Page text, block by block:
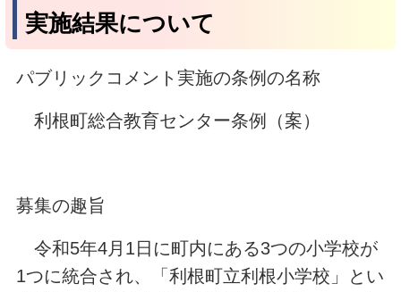
実施結果について
パブリックコメント実施の条例の名称
利根町総合教育センター条例（案）
募集の趣旨
令和5年4月1日に町内にある3つの小学校が
1つに統合され、「利根町立利根小学校」とい